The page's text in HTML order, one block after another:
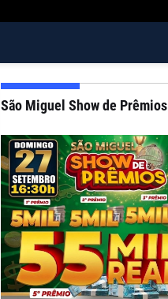
São Miguel Show de Prêmios